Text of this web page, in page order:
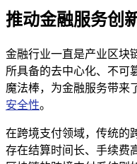
推动金融服务创
金融行业一直是产业区块
所具备的去中心化、不可
魔法棒，为金融服务带来
安全性。
在跨境支付领域，传统的
存在结算时间长、手续费